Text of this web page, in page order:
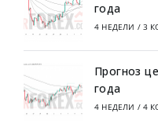
года
4 НЕДЕЛИ / 3
Прогноз
года
4 НЕДЕЛИ / 4